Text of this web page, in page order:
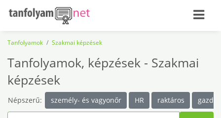
Tanfolyamok Szakmai képzések
Tanfolyamok, képzések - Szakmai
képzések
Népszerű: személy- és vagyonőr HR raktáros gazda